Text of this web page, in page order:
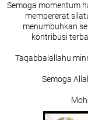
Semoga momentum
mempererat
menumbuhkan
kontribusi
Taqabbalallahu
Semoga